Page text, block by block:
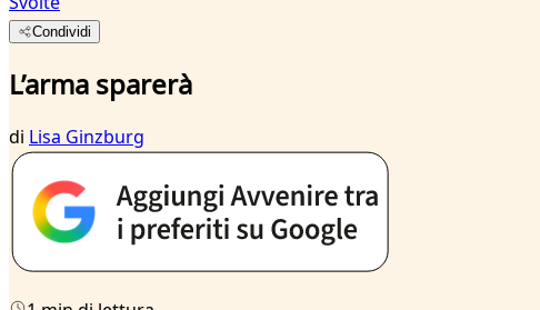
Condividi
L’arma sparerà
di Lisa Ginzburg